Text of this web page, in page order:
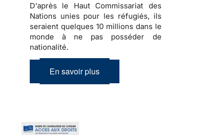
D'après le Haut Commissariat des
Nations unies pour les réfugiés, ils
seraient quelques 10 millions dans le
monde à ne pas posséder de
nationalité.
En savoir plus